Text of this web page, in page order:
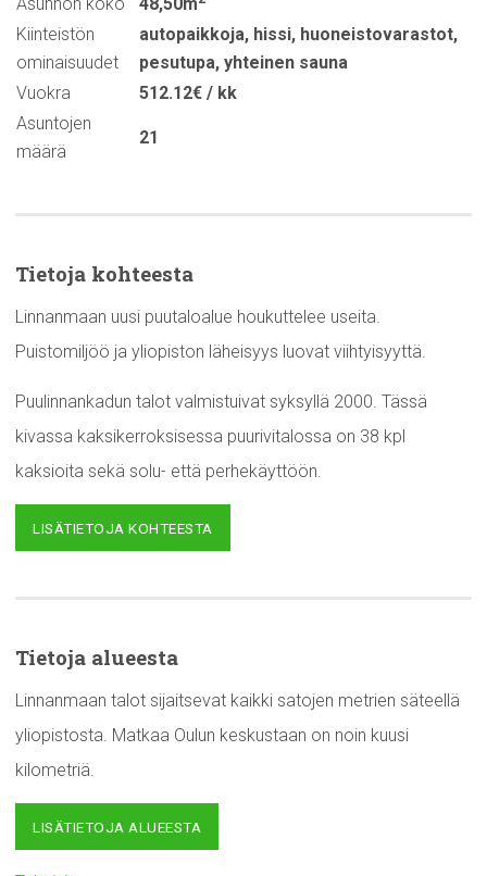
Asunnon koko
48,50m
Kiinteistön
ominaisuudet
autopaikkoja, hissi, huoneistovarastot,
pesutupa, yhteinen sauna
Vuokra
512.12€ / kk
Asuntojen
määrä
21
Tietoja kohteesta
Linnanmaan uusi puutaloalue houkuttelee useita.
Puistomiljöö ja yliopiston läheisyys luovat viihtyisyyttä.
Puulinnankadun talot valmistuivat syksyllä 2000. Tässä
kivassa kaksikerroksisessa puurivitalossa on 38 kpl
kaksioita sekä solu- että perhekäyttöön.
LISÄTIETOJA KOHTEESTA
Tietoja alueesta
Linnanmaan talot sijaitsevat kaikki satojen metrien säteellä
yliopistosta. Matkaa Oulun keskustaan on noin kuusi
kilometriä.
LISÄTIETOJA ALUEESTA